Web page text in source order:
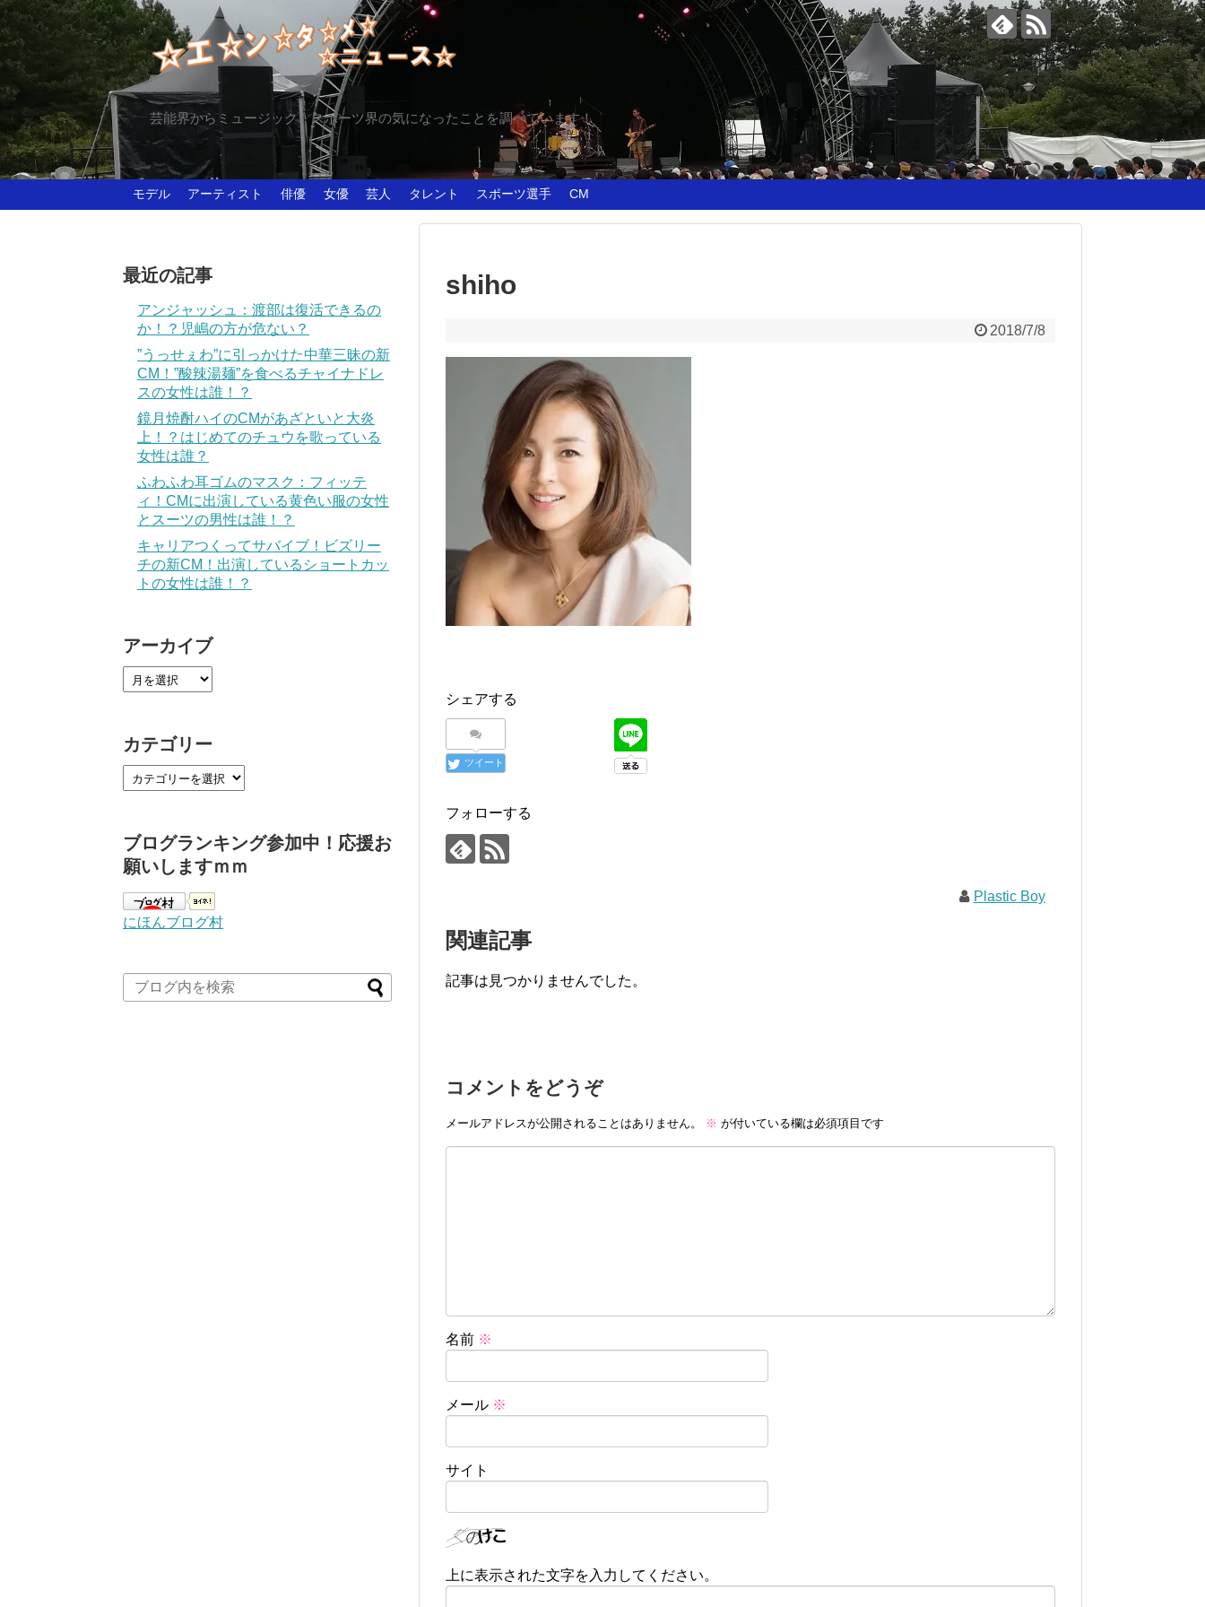
芸能界からミュージック、スポーツ界の気になったことを調べています！
モデル アーティスト 俳優 女優 芸人 タレント スポーツ選手 CM
shiho
2018/7/8
シェアする
ツイート
フォローする
Plastic Boy
関連記事
記事は見つかりませんでした。
コメントをどうぞ
メールアドレスが公開されることはありません。 ※ が付いている欄は必須項目です
名前 ※
メール ※
サイト
上に表示された文字を入力してください。
最近の記事
アンジャッシュ：渡部は復活できるの
か！？児嶋の方が危ない？
”うっせぇわ”に引っかけた中華三昧の新
CM！”酸辣湯麺”を食べるチャイナドレ
スの女性は誰！？
鏡月焼酎ハイのCMがあざといと大炎
上！？はじめてのチュウを歌っている
女性は誰？
ふわふわ耳ゴムのマスク：フィッテ
ィ！CMに出演している黄色い服の女性
とスーツの男性は誰！？
キャリアつくってサバイブ！ビズリー
チの新CM！出演しているショートカッ
トの女性は誰！？
アーカイブ
カテゴリー
ブログランキング参加中！応援お
願いしますｍｍ
にほんブログ村